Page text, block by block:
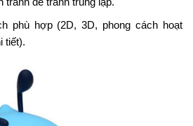
phù hợp (2D, 3D, phong cách hoạt
tiết).